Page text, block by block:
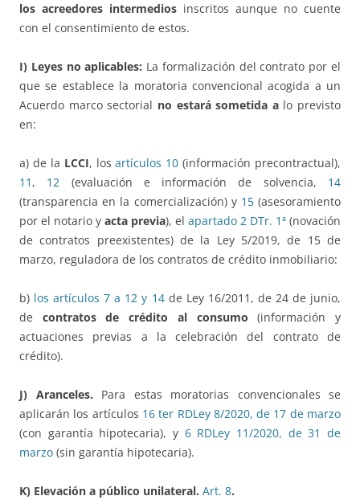
los acreedores intermedios inscritos aunque no cuente
con el consentimiento de estos.
I) Leyes no aplicables: La formalización del contrato por el
que se establece la moratoria convencional acogida a un
Acuerdo marco sectorial no estará sometida alo previsto
en:
a) de la LCCI, losartículos 10 (información precontractual),
11 , 12 (evaluación e información de solvencia, 14
(transparencia en la comercialización) y 15(asesoramiento
por el notario y acta previa), el apartado 2 DTr. 1ª (novación
de contratos preexistentes) de la Ley 5/2019, de 15 de
marzo, reguladora de los contratos de crédito inmobiliario:
b) los artículos 7 a 12 y 14de Ley 16/2011, de 24 de junio,
de contratos de crédito al consumo(información y
actuaciones previas a la celebración del contrato de
crédito).
J) Aranceles. Para estas moratorias convencionales se
aplicarán los artículos 16 ter RDLey 8/2020, de 17 de marzo
(con garantía hipotecaria), y 6 RDLey 11/2020, de 31 de
marzo (sin garantía hipotecaria).
K) Elevación a público unilateral. Art. 8.